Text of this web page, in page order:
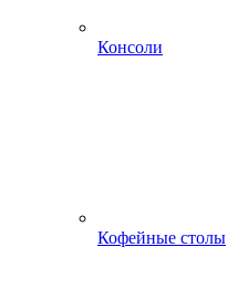
Консоли
Кофейные столы